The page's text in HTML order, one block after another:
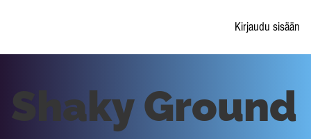
Kirjaudu sisään
Shaky Ground